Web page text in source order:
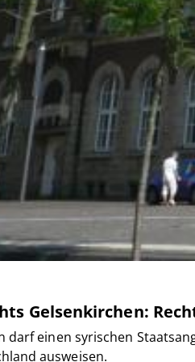
Gelsenkirchen:
darf einen syrischen
ausweisen.